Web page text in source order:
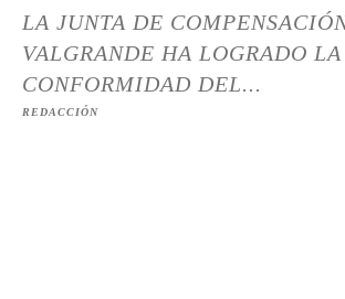
LA JUNTA DE
VALGRANDE HA LOGRADO LA
CONFORMIDAD DEL...
REDACCIÓN